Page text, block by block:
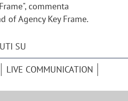
commenta
of Agency Key Frame.
SU
LIVE COMMUNICATION